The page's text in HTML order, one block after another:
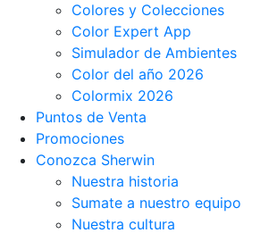
Colores y Colecciones
Color Expert App
Simulador de Ambientes
Color del año 2026
Colormix 2026
Puntos de Venta
Promociones
Conozca Sherwin
Nuestra historia
Sumate a nuestro equipo
Nuestra cultura